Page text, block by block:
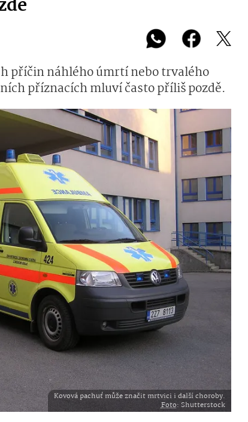
příčin náhlého úmrtí nebo trvalého
příznacích mluví často příliš pozdě.
Kovová pachuť může značit mrtvici i další choroby.
Foto: Shutterstock